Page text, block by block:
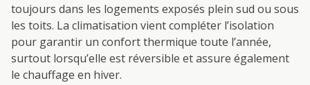
toujours dans les logements exposés plein sud ou sous
les toits. La climatisation vient compléter l’isolation
pour garantir un confort thermique toute l’année,
surtout lorsqu’elle est réversible et assure également
le chauffage en hiver.